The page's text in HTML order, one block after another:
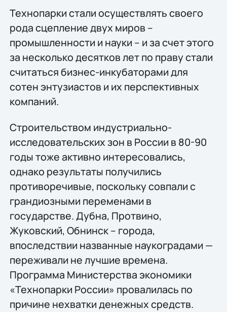
Технопарки стали осуществлять своего
рода сцепление двух миров –
промышленности и науки – и за счет этого
за несколько десятков лет по праву стали
считаться бизнес-инкубаторами для
сотен энтузиастов и их перспективных
компаний.
Строительством индустриально-
исследовательских зон в России в 80-90
годы тоже активно интересовались,
однако результаты получились
противоречивые, поскольку совпали с
грандиозными переменами в
государстве. Дубна, Протвино,
Жуковский, Обнинск – города,
впоследствии названные наукоградами —
переживали не лучшие времена.
Программа Министерства экономики
«Технопарки России» провалилась по
причине нехватки денежных средств.